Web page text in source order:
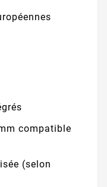
compatible
(selon